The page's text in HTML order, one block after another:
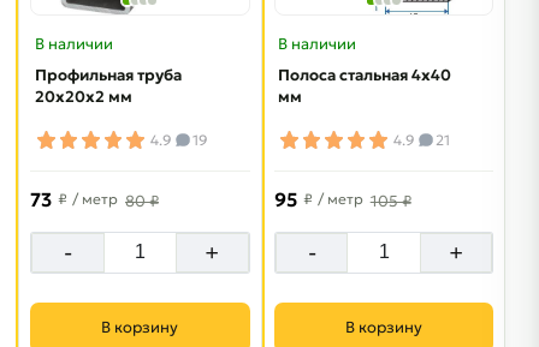
В наличии
Профильная труба
20х20х2 мм
4.9 19
73 ₽ / метр 80 ₽
- +
В корзину
В наличии
Полоса стальная 4х40
мм
4.9 21
95 ₽ / метр 105 ₽
- +
В корзину